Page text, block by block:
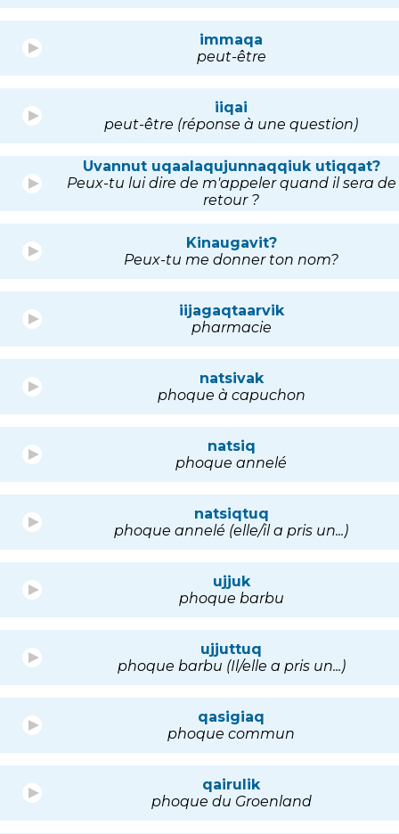
immaqa
peut-être
iiqai
peut-être (réponse à une question)
Uvannut uqaalaqujunnaqqiuk utiqqat?
Peux-tu lui dire de m'appeler quand il sera de
retour ?
Kinaugavit?
Peux-tu me donner ton nom?
iijagaqtaarvik
pharmacie
natsivak
phoque à capuchon
natsiq
phoque annelé
natsiqtuq
phoque annelé (elle/il a pris un...)
ujjuk
phoque barbu
ujjuttuq
phoque barbu (Il/elle a pris un...)
qasigiaq
phoque commun
qairulik
phoque du Groenland